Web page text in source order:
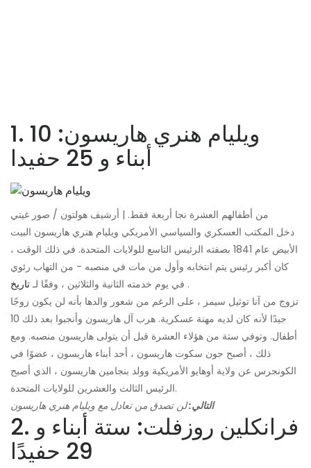
1. ويليام هنري هاريسون: 10
أبناء و 25 حفيدا
من أطفالهم العشرة نجا أربعة فقط. | أرشيف هولتون / صور غيتي
دخل المكتب العسكري والسياسي الأمريكي ويليام هنري هاريسون البيت
الأبيض عام 1841 بصفته الرئيس التاسع للولايات المتحدة. في ذلك الوقت ،
كان أكبر رئيس يتم انتخابه وأول من مات في منصبه - من التهاب رئوي
في يوم خدمته الثانية والثلاثين ، وفقًا لـ تاريخ
.
تزوج من آنا توثيل سيمز ، على الرغم من شعور والدها بأنه لن يكون زوجًا
جيدًا لأنه كان لديه مهنة عسكرية. هرب آل هاريسون وأنجبوا بعد ذلك 10
أطفال. وتوفي ستة من هؤلاء العشرة قبل أن يتولى هاريسون منصبه. ومع
ذلك ، أصبح جون سكوت هاريسون ، أحد أبناء هاريسون ، عضوًا في
الكونجرس عن ولاية أوهايو الأمريكية وولد بنجامين هاريسون ، الذي أصبح
الرئيس الثالث والعشرين للولايات المتحدة.
التالي:لن تصدق من تعادل مع ويليام هنري هاريسون
2. فرانكلين روزفلت: ستة أبناء و
29 حفيدًا